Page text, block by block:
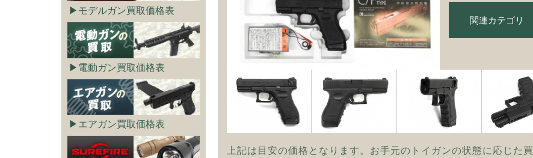
関連カテゴリ
上記は目安の価格となります。お手元のトイガンの状態に応じた
モデルガン買取価格表
電動ガン買取価格表
エアガン買取価格表